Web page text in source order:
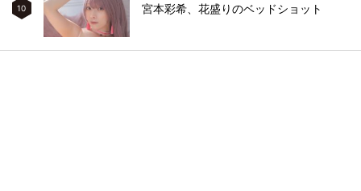
10 宮本彩希、花盛りのベッドショット